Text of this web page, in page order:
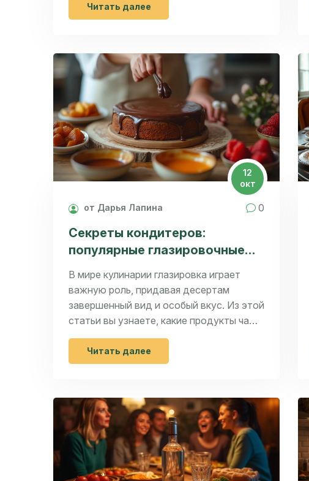
достижения желаемого вкуса и
текстуры. Эта статья направлена на то,
в этом процессе, предоставляя советы
и факты по выбору ингредиентов для
десертов. Узнайте, на что обратить
внимание при выборе основных
компонентов, таких как мука, сахар и
шоколад, чтобы ваши десерты всегда
получались превосходными.
Читать далее
12
окт
от Дарья Лапина 0
Секреты кондитеров:
популярные глазировочные
В мире кулинарии глазировка играет
важную роль, придавая десертам
завершенный вид и особый вкус. Из этой
статьи вы узнаете, какие продукты чаще
всего используют для глазировки
кондитеры. Речь пойдет об
особенностях шоколада, карамельных
расскажем о выборе ингредиентов в
зависимости от типа десерта.
Читать далее